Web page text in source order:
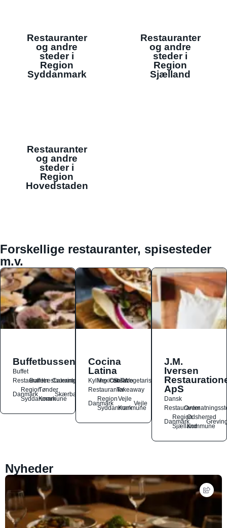
Restauranter
og andre
steder i
Region
Syddanmark
Restauranter
og andre
steder i
Region
Sjælland
Restauranter
og andre
steder i
Region
Hovedstaden
Forskellige restauranter, spisesteder
m.v.
Buffetbussen
Buffet
Restauranter
Buffetrestauranter
Catering
Danmark
Region
Syddanmark
Tønder
Kommune
Skærbæk
Cocina
Latina
Kylling
Mexicansk
OstSalat
TacoVegetarisk
RestauranterTakeaway
Danmark
Region
Syddanmark
Vejle
Kommune
Vejle
J.M.
Iversen
ApS
Dansk
Restauranter
Danmark
Region
Sjælland
Odsherred
Kommune
Nyheder